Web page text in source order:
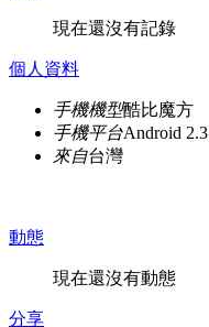
現在還沒有記錄
個人資料
手機機型酷比魔方
手機平台Android 2.3
來自台灣
動態
現在還沒有動態
分享